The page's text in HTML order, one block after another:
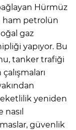
Hürmüz
ham petrolün
gaz
yapıyor. Bu
tanker trafiği
yeniden
güvenlik